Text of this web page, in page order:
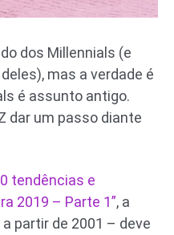
dos Millennials (e
mas a verdade é
é assunto antigo.
dar um passo diante
tendências e
2019 – Parte 1”, a
partir de 2001 – deve